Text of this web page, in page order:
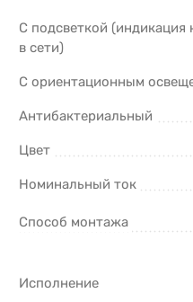
С подсветкой (индикация
в сети)
С ориентационным
Антибактериальный
Цвет
Номинальный ток
Способ монтажа
Исполнение